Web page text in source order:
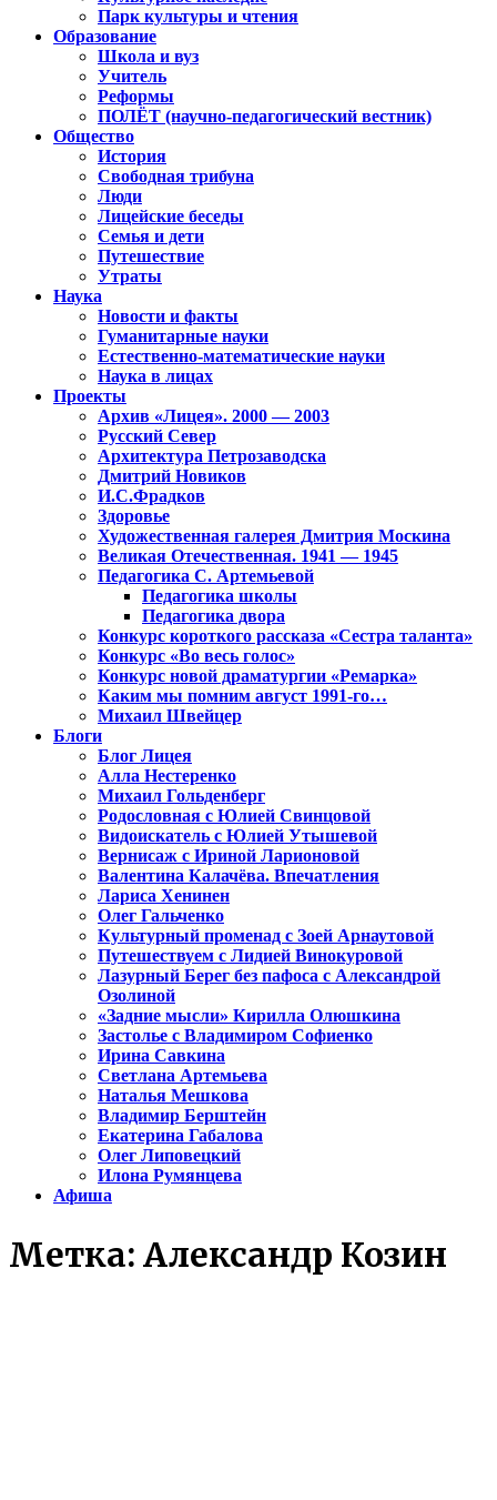
Парк культуры и чтения
Образование
Школа и вуз
Учитель
Реформы
ПОЛЁТ (научно-педагогический вестник)
Общество
История
Свободная трибуна
Люди
Лицейские беседы
Семья и дети
Путешествие
Утраты
Наука
Новости и факты
Гуманитарные науки
Естественно-математические науки
Наука в лицах
Проекты
Архив «Лицея». 2000 — 2003
Русский Север
Архитектура Петрозаводска
Дмитрий Новиков
И.С.Фрадков
Здоровье
Художественная галерея Дмитрия Москина
Великая Отечественная. 1941 — 1945
Педагогика С. Артемьевой
Педагогика школы
Педагогика двора
Конкурс короткого рассказа «Сестра таланта»
Конкурс «Во весь голос»
Конкурс новой драматургии «Ремарка»
Каким мы помним август 1991-го…
Михаил Швейцер
Блоги
Блог Лицея
Алла Нестеренко
Михаил Гольденберг
Родословная с Юлией Свинцовой
Видоискатель с Юлией Утышевой
Вернисаж с Ириной Ларионовой
Валентина Калачёва. Впечатления
Лариса Хенинен
Олег Гальченко
Культурный променад с Зоей Арнаутовой
Путешествуем с Лидией Винокуровой
Лазурный Берег без пафоса с Александрой
Озолиной
«Задние мысли» Кирилла Олюшкина
Застолье с Владимиром Софиенко
Ирина Савкина
Светлана Артемьева
Наталья Мешкова
Владимир Берштейн
Екатерина Габалова
Олег Липовецкий
Илона Румянцева
Афиша
Метка: Александр Козин